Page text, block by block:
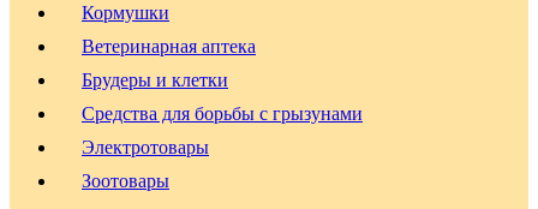
Кормушки
Ветеринарная аптека
Брудеры и клетки
Средства для борьбы с грызунами
Электротовары
Зоотовары